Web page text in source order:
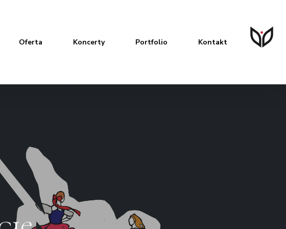
Oferta Koncerty Portfolio Kontakt